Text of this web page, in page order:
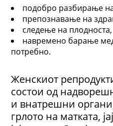
подобро разбирање
препознавање на
следење на плодноста,
навремено барање
потребно.
Женскиот
состои од
и внатрешни
грлото на матката,